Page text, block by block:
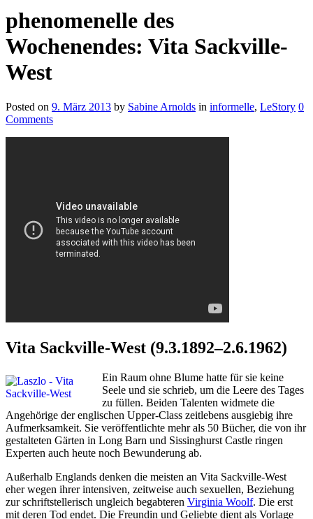
phenomenelle des
Wochenendes: Vita Sackville-
West
Posted on 9. März 2013 by Sabine Arnolds in informelle, LeStory 0
Comments
Vita Sackville-West (9.3.1892–2.6.1962)
Ein Raum ohne Blume hatte für sie keine
Seele und sie schrieb, um die Leere des Tages
zu füllen. Beiden Talenten widmete die
Angehörige der englischen Upper-Class zeitlebens ausgiebig ihre
Aufmerksamkeit. Sie veröffentlichte mehr als 50 Bücher, die von ihr
gestalteten Gärten in Long Barn und Sissinghurst Castle ringen
Experten auch heute noch Bewunderung ab.
Außerhalb Englands denken die meisten an Vita Sackville-West
eher wegen ihrer intensiven, zeitweise auch sexuellen, Beziehung
zur schriftstellerisch ungleich begabteren Virginia Woolf. Die erst
mit deren Tod endet. Die Freundin und Geliebte dient als Vorlage